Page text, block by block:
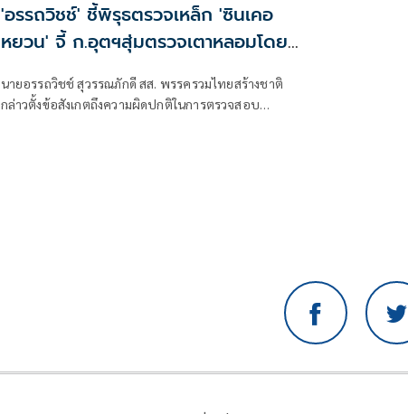
'อรรถวิชช์' ชี้พิรุธตรวจเหล็ก 'ซินเคอ
หยวน' จี้ ก.อุตฯสุ่มตรวจเตาหลอมโดย
นายอรรถวิชช์ สุวรรณภักดี สส. พรรครวมไทยสร้างชาติ
กล่าวตั้งข้อสังเกตถึงความผิดปกติในการตรวจสอบ